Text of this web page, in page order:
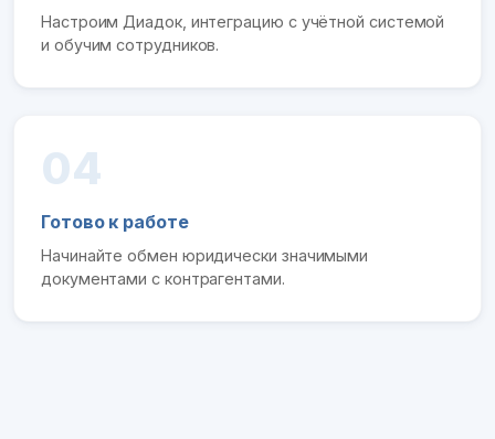
Настроим Диадок, интеграцию с учётной системой
и обучим сотрудников.
04
Готово к работе
Начинайте обмен юридически значимыми
документами с контрагентами.